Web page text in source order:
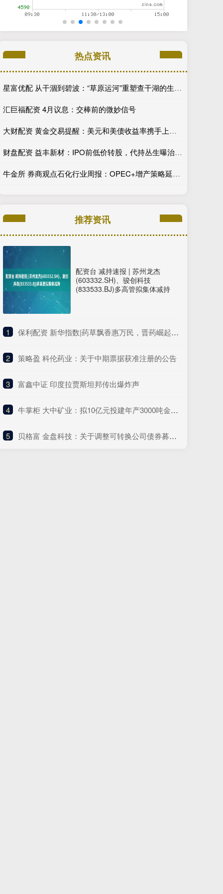
热点资讯
星富优配 从干涸到碧波：“草原运河”重塑查干湖的生态与命运
汇巨福配资 4月议息：交棒前的微妙信号
大财配资 黄金交易提醒：美元和美债收益率携手上涨，金价冲高后回落30美元，美国CPI数据重磅来袭！
财盘配资 益丰新材：IPO前低价转股，代持丛生曝治理隐患
牛金所 券商观点石化行业周报：OPEC+增产策略延续，石化板块相对表现偏弱
推荐资讯
配资台 减持速报 | 苏州龙杰
(603332.SH)、骏创科技
(833533.BJ)多高管拟集体减持
1 ​保利配资 新华指数|药草飘香惠万民，晋药崛起正当时，新华（山西）“十大晋药”中药材价格指数亮相中国品牌日活动
2 ​策略盈 科伦药业：关于中期票据获准注册的公告
3 ​富鑫中证 印度拉贾斯坦邦传出爆炸声
4 ​牛掌柜 大中矿业：拟10亿元投建年产3000吨金属锂电池新材料项目
5 ​贝格富 金盘科技：关于调整可转换公司债券募集资金投资项目拟投入募集资金金额的公告